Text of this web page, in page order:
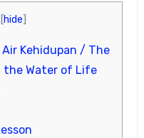
[hide]
Kehidupan / The
the Water of Life